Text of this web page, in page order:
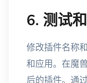
6. 测试
修改插件名称
和应用。在魔
后的插件。通